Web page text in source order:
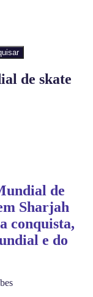
de skate
de
Sharjah
conquista,
e do